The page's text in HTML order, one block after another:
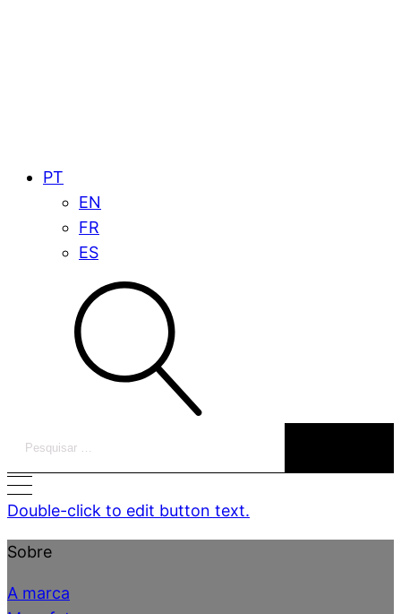
PT
EN
FR
ES
Double-click to edit button text.
Sobre
A marca